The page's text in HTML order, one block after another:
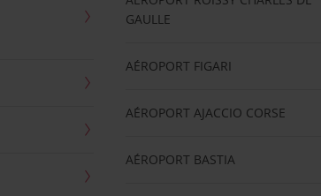
GAULLE
AÉROPORT FIGARI
AÉROPORT AJACCIO CORSE
AÉROPORT BASTIA